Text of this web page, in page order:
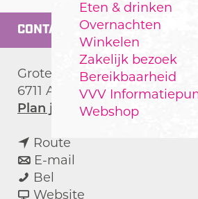
Eten & drinken
Overnachten
Winkelen
Zakelijk bezoek
Bereikbaarheid
VVV
Webshop
CONTACT
Grotestraat 122
6711 AP
ede
Plan je routen
Route
a
r
E-mail
a
Bel
a
Website